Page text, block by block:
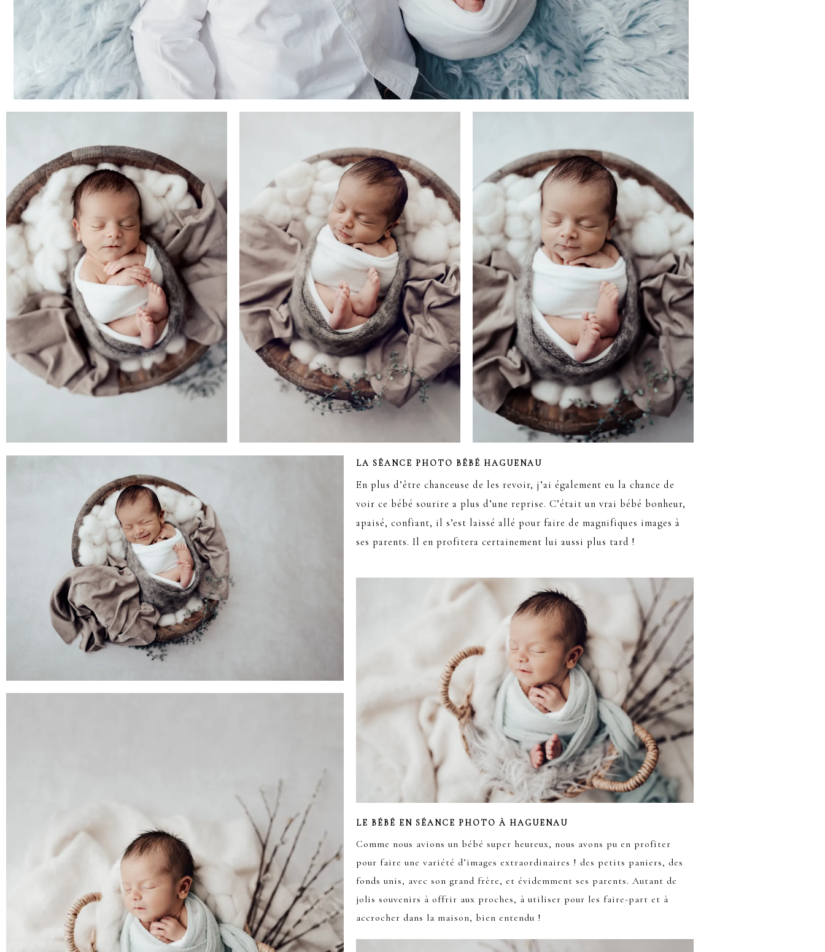
LA SÉANCE PHOTO BÉBÉ HAGUENAU
En plus d’être chanceuse de les revoir, j’ai également eu la chance de
voir ce bébé sourire a plus d’une reprise. C’était un vrai bébé bonheur,
apaisé, confiant, il s’est laissé allé pour faire de magnifiques images à
ses parents. Il en profitera certainement lui aussi plus tard !
LE BÉBÉ EN SÉANCE PHOTO À HAGUENAU
Comme nous avions un bébé super heureux, nous avons pu en profiter
pour faire une variété d’images extraordinaires ! des petits paniers, des
fonds unis, avec son grand frère, et évidemment ses parents. Autant de
jolis souvenirs à offrir aux proches, à utiliser pour les faire-part et à
accrocher dans la maison, bien entendu !